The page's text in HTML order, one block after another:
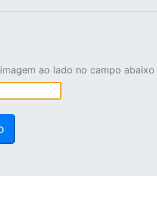
ao lado no campo abaixo